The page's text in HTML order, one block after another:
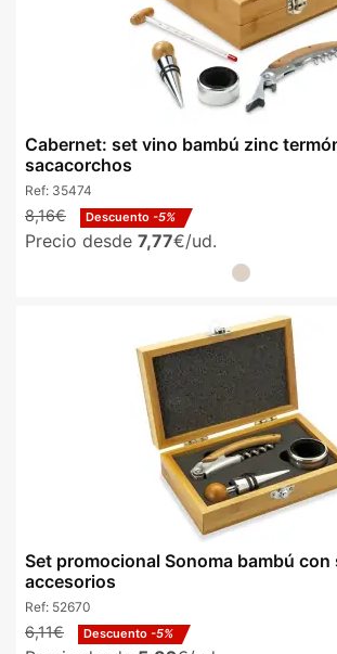
Cabernet: set vino bambú zinc
sacacorchos
Ref: 35474
8,16€ Descuento -5%
Precio desde 7,77€/ud.
Set promocional Sonoma bambú
accesorios
Ref: 52670
6,11€ Descuento -5%